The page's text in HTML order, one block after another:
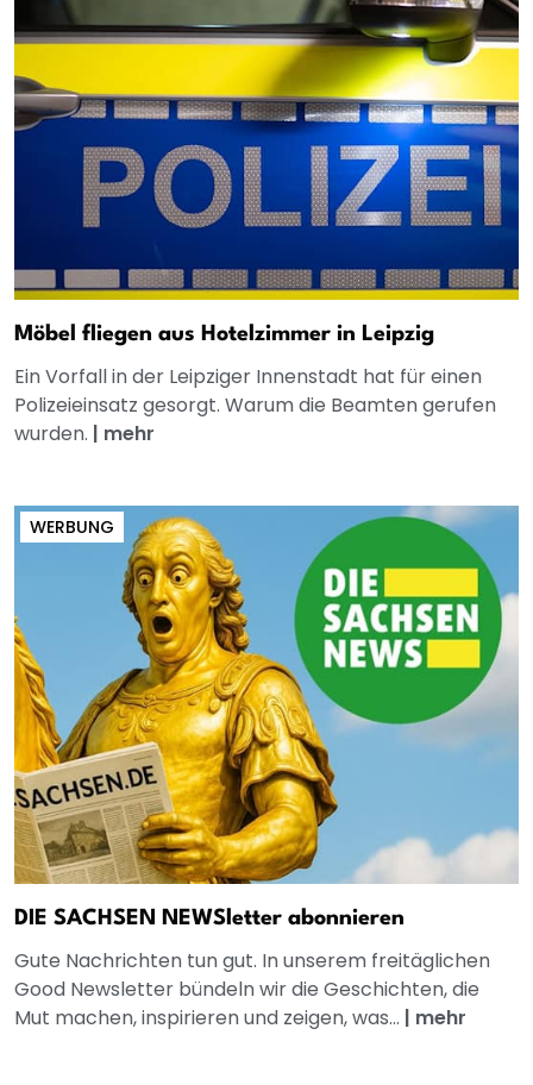
Möbel fliegen aus Hotelzimmer in Leipzig
Ein Vorfall in der Leipziger Innenstadt hat für einen
Polizeieinsatz gesorgt. Warum die Beamten gerufen
wurden. | mehr
WERBUNG
DIE SACHSEN NEWSletter abonnieren
Gute Nachrichten tun gut. In unserem freitäglichen
Good Newsletter bündeln wir die Geschichten, die
Mut machen, inspirieren und zeigen, was... | mehr